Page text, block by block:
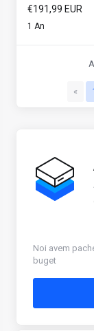
€191,99 EUR
1 An
«
Noi avem
buget